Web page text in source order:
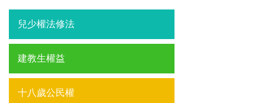
兒少權法修法
建教生權益
十八歲公民權